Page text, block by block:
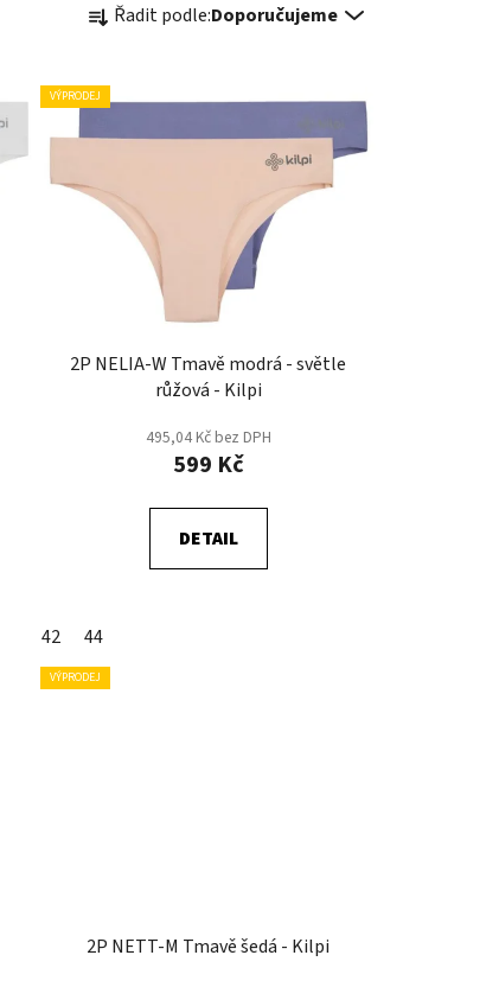
a
e
p
t
Řadit podle:Doporučujeme
VÝPRODEJ
2P NELIA-W Tmavě modrá - světle
růžová - Kilpi
495,04 Kč bez DPH
599 Kč
DETAIL
42 44
VÝPRODEJ
2P NETT-M Tmavě šedá - Kilpi